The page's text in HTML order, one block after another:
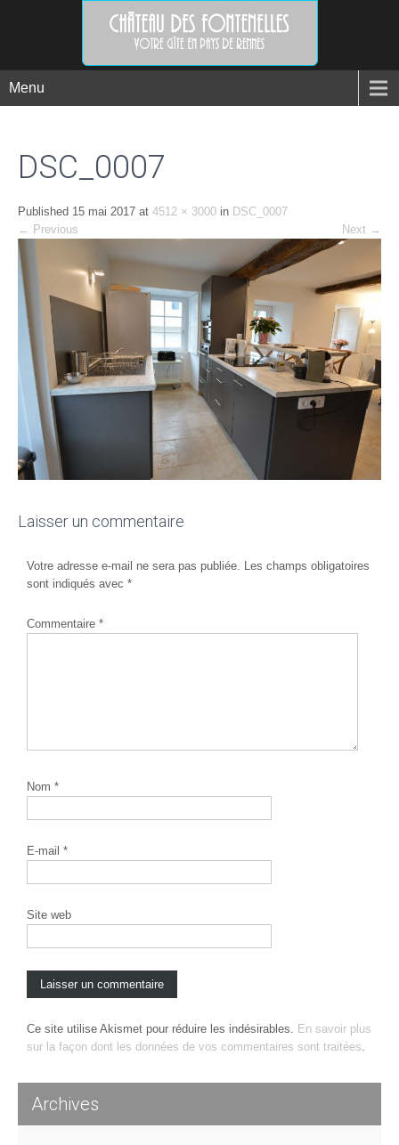
Menu
DSC_0007
Published 15 mai 2017 at 4512 × 3000 in DSC_0007
← Previous Next →
Laisser un commentaire
Votre adresse e-mail ne sera pas publiée. Les champs obligatoires
sont indiqués avec *
Commentaire *
Nom *
E-mail *
Site web
Ce site utilise Akismet pour réduire les indésirables. En savoir plus
sur la façon dont les données de vos commentaires sont traitées.
Archives